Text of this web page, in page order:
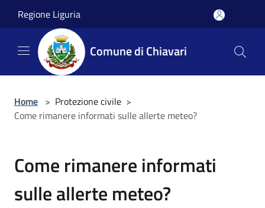
Regione Liguria
Comune di Chiavari
Home > Protezione civile >
Come rimanere informati sulle allerte meteo?
Come rimanere informati
sulle allerte meteo?